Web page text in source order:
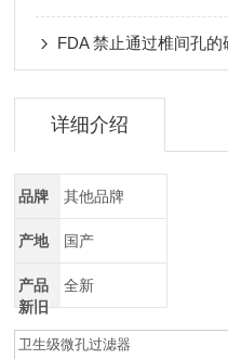
详细介绍
品牌 其他品牌
产地 国产
产品
新旧
全新
卫生级微孔过滤器